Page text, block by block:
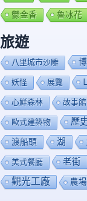
鬱金香 魯冰花
旅遊
八里城市沙雕
妖怪 展覽
心鮮森林 故事館
歐式建築物 歷
渡船頭 湖
美式餐廳 老街
觀光工廠 農場